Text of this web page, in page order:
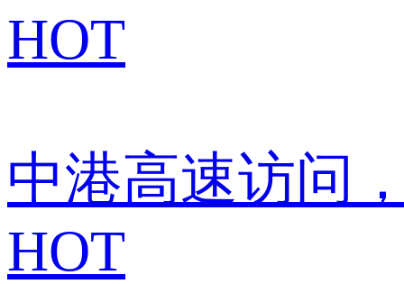
HOT
中港高速访问
HOT